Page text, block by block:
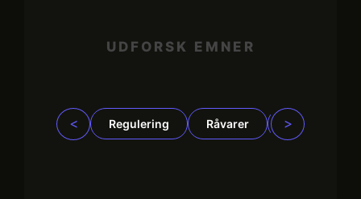
UDFORSK EMNER
< Regulering Råvarer >